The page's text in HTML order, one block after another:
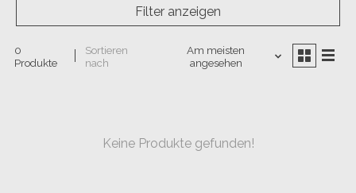
Filter anzeigen
0
Produkte
Sortieren
nach
Am meisten
angesehen
Keine Produkte gefunden!